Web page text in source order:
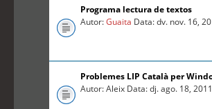
Programa lectura de textos
Autor:Guaita Data: dv. nov. 16,
Problemes LIP Català per
Autor: Aleix Data: dj. ago. 18,